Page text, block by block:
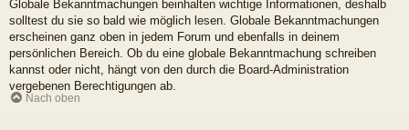
Globale Bekanntmachungen beinhalten wichtige Informationen, deshalb
solltest du sie so bald wie möglich lesen. Globale Bekanntmachungen
erscheinen ganz oben in jedem Forum und ebenfalls in deinem
persönlichen Bereich. Ob du eine globale Bekanntmachung schreiben
kannst oder nicht, hängt von den durch die Board-Administration
vergebenen Berechtigungen ab.
Nach oben